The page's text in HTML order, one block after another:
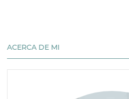
ACERCA DE MI